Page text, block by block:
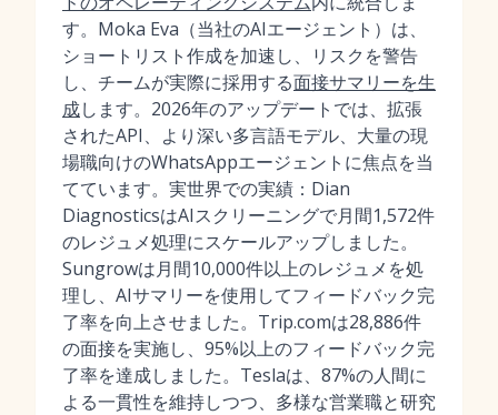
す。Moka Eva（当社のAIエージェント）は、
ショートリスト作成を加速し、リスクを警告
し、チームが実際に採用する面接サマリーを生
成します。2026年のアップデートでは、拡張
されたAPI、より深い多言語モデル、大量の現
場職向けのWhatsAppエージェントに焦点を当
てています。実世界での実績：Dian
DiagnosticsはAIスクリーニングで月間1,572件
のレジュメ処理にスケールアップしました。
Sungrowは月間10,000件以上のレジュメを処
理し、AIサマリーを使用してフィードバック完
了率を向上させました。Trip.comは28,886件
の面接を実施し、95%以上のフィードバック完
了率を達成しました。Teslaは、87%の人間に
よる一貫性を維持しつつ、多様な営業職と研究